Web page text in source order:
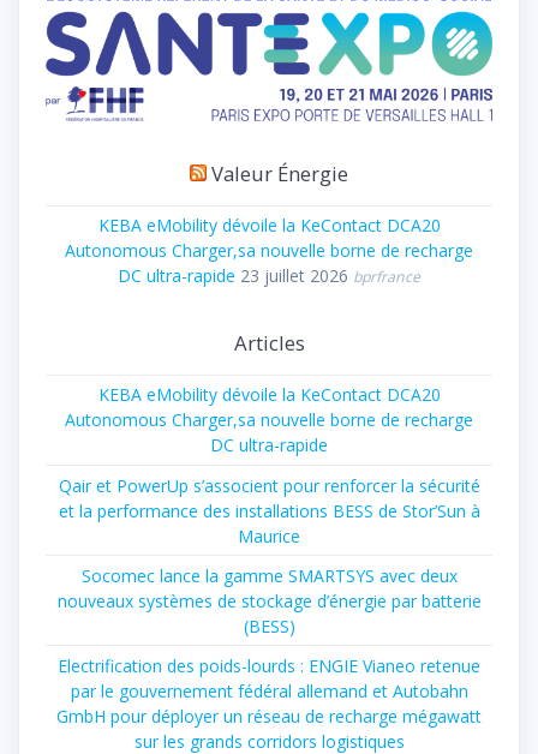
Valeur Énergie
KEBA eMobility dévoile la KeContact DCA20
Autonomous Charger,sa nouvelle borne de recharge
DC ultra-rapide 23 juillet 2026 bprfrance
Articles
KEBA eMobility dévoile la KeContact DCA20
Autonomous Charger,sa nouvelle borne de recharge
DC ultra-rapide
Qair et PowerUp s’associent pour renforcer la sécurité
et la performance des installations BESS de Stor’Sun à
Maurice
Socomec lance la gamme SMARTSYS avec deux
nouveaux systèmes de stockage d’énergie par batterie
(BESS)
Electrification des poids-lourds : ENGIE Vianeo retenue
par le gouvernement fédéral allemand et Autobahn
GmbH pour déployer un réseau de recharge mégawatt
sur les grands corridors logistiques